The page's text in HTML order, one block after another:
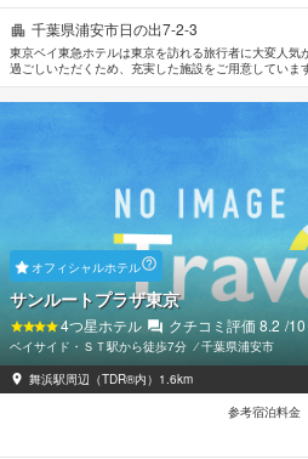
千葉県浦安市日の出7-2-3
東京ベイ東急ホテルは東京を訪れる旅行者に大変人
過ごしいただくため、充実した施設をご用意していま
電気自動車充電スタンド, コンビニ, 清掃（毎日）な
贅沢なインテリアと便利なアメニティを各お部屋に
クリエーションをご体験いただけます。 東京を訪れ
オフィシャルホテル
サンルートプラザ東京
4つ星ホテル クチコミ評価8.2 /10
ベイサイド・ＳＴ駅から徒歩7分 ⁄千葉県浦安市
舞浜駅周辺（TDR®内）1.6km
参考宿泊料金